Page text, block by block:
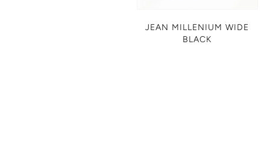
JEAN MILLENIUM WIDE
BLACK